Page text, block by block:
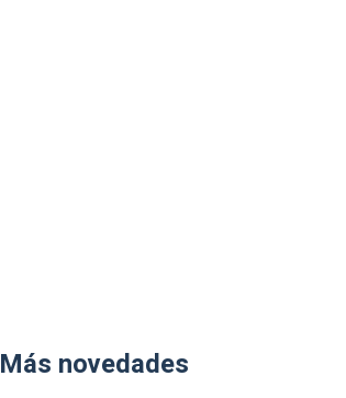
Más novedades